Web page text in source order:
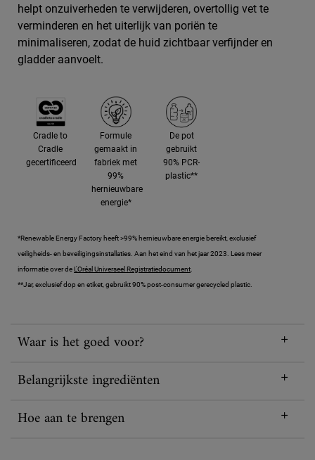
helpt onzuiverheden te verwijderen, overtollig vet te
verminderen en het uiterlijk van poriën te
minimaliseren, zodat de huid zichtbaar verfijnder en
gladder aanvoelt.
Cradle to
Cradle
gecertificeerd
Formule
gemaakt in
fabriek met
99%
hernieuwbare
energie*
De pot
gebruikt
90% PCR-
plastic**
*Renewable Energy Factory heeft >99% hernieuwbare energie bereikt, exclusief
veiligheids- en beveiligingsinstallaties. Aan het eind van het jaar 2023. Lees meer
informatie over de L'Oréal Universeel Registratiedocument
**Jar, exclusief dop en etiket, gebruikt 90% post-consumer gerecycled plastic.
Waar is het goed voor?
Belangrijkste ingrediënten
Hoe aan te brengen